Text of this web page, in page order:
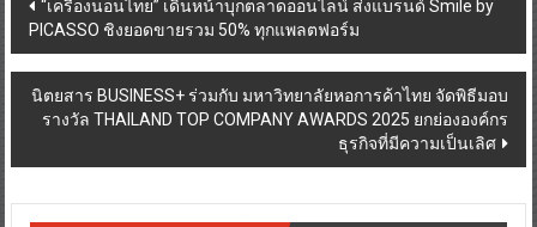
navigation
“เครื่องนอนไทย” เดินหน้าบุกตลาดออนไลน์ ส่งแบรนด์ Smile by
PICASSO ชิงยอดขายรวม 50% ทุกแพลตฟอร์ม
นิตยสาร BUSINESS+ ร่วมกับ มหาวิทยาลัยหอการค้าไทย จัดพิธีมอบ
รางวัล THAILAND TOP COMPANY AWARDS 2025 ยกย่ององค์กร
ธุรกิจที่มีความเป็นเลิศ